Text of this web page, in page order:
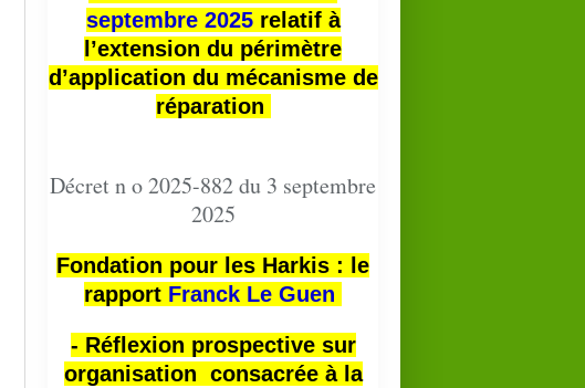
septembre 2025relatif à
l’extension du périmètre
d’application du mécanisme de
réparation
Décret n o 2025-882 du 3 septembre
2025
Fondation pour les Harkis : le
rapport Franck Le Guen
- Réflexion prospective sur
organisation consacrée à la